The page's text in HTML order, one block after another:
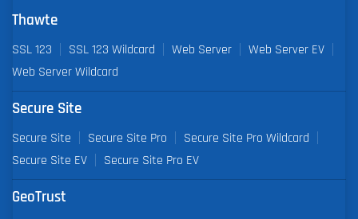
Thawte
SSL 123 SSL 123 Wildcard Web Server
Web Server EV
Web Server Wildcard
Secure Site
Secure Site Secure Site Pro
Secure Site Pro Wildcard
Secure Site EV
Secure Site Pro EV
GeoTrust